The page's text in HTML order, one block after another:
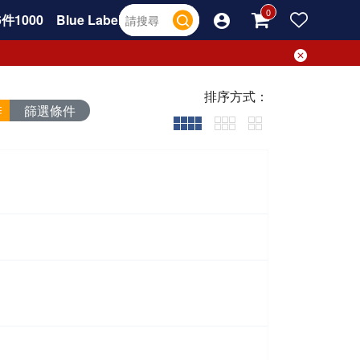
1000
Blue Label
篩選條件
排序方式：